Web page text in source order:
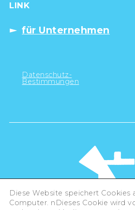
LINK
für Unternehmen
Datenschutz-
Bestimmungen
Diese Website speichert Cookies
Computer. nDieses Cookie wird